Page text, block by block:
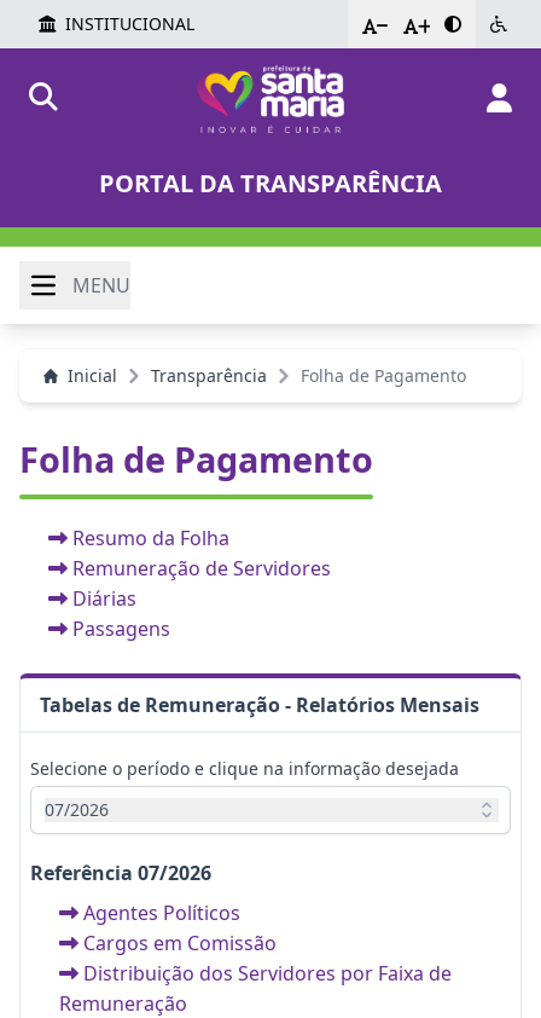
INSTITUCIONAL - +
PORTAL DA TRANSPARÊNCIA
MENU
Inicial Transparência Folha de Pagamento
Folha de Pagamento
Resumo da Folha
Remuneração de Servidores
Diárias
Passagens
Tabelas de Remuneração - Relatórios Mensais
Selecione o período e clique na informação desejada
07/2026
Referência 07/2026
Agentes Políticos
Cargos em Comissão
Distribuição dos Servidores por Faixa de
Remuneração